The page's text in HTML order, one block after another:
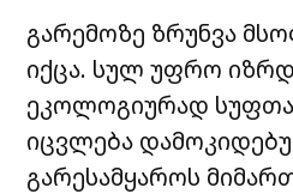
გარემოზე ზრუნვა
იქცა. სულ უფრო
ეკოლოგიურად
იცვლება
გარესამყაროს